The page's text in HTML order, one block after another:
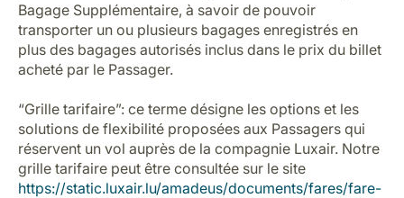
LuxairGroup
Bagage Supplémentaire, à savoir de pouvoir
transporter un ou plusieurs bagages enregistrés en
plus des bagages autorisés inclus dans le prix du billet
acheté par le Passager.
“Grille tarifaire”: ce terme désigne les options et les
solutions de flexibilité proposées aux Passagers qui
réservent un vol auprès de la compagnie Luxair. Notre
grille tarifaire peut être consultée sur le site
https://static.luxair.lu/amadeus/documents/fares/fare-